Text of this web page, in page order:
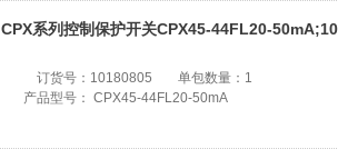
CPX系列控制保护开关CPX45-44FL20-
订货号： 10180805 单包数量： 1
产品型号： CPX45-44FL20-50mA